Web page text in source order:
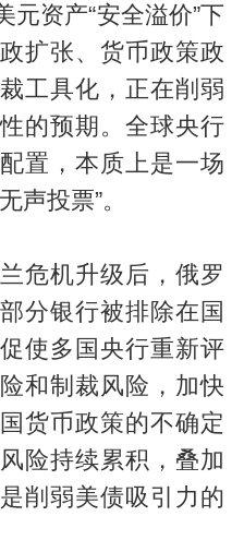
元资产“安全溢价”下
扩张、货币政策政
工具化，正在削弱
的预期。全球央行
置，本质上是一场
声投票”。
危机升级后，俄罗
分银行被排除在国
使多国央行重新评
和制裁风险，加快
货币政策的不确定
险持续累积，叠加
削弱美债吸引力的